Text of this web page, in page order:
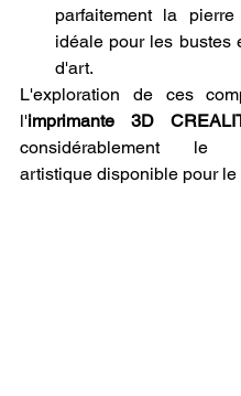
parfaitement la
idéale pour les bustes
d'art.
L'exploration de ces
l'imprimante 3D
considérablement le
artistique disponible pour le